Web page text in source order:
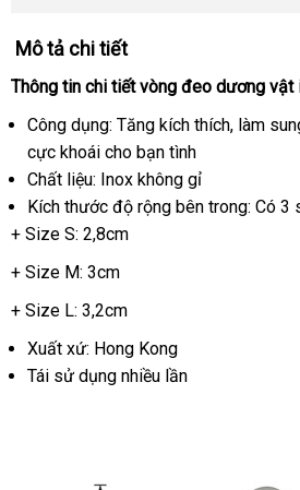
Mô tả chi tiết
Thông tin chi tiết vòng đeo dương vật
Công dụng: Tăng kích thíchnước
, làm
cực khoái cho bạn tình
Chất liệu: Inox không gỉ
Kích thước độ rộng bên trong: Có 3
+ Size S: 2,8cm
+ Size M: 3cm
+ Size L: 3,2cm
Xuất xứ: Hong Kong
Tái sử dụng nhiều lần